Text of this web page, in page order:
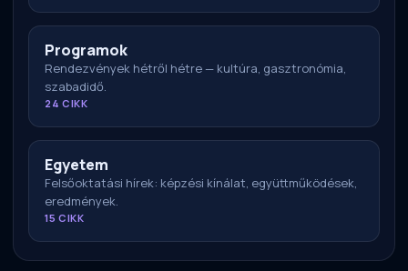
Programok
Rendezvények hétről hétre — kultúra, gasztronómia,
szabadidő.
24 CIKK
Egyetem
Felsőoktatási hírek: képzési kínálat, együttműködések,
eredmények.
15 CIKK